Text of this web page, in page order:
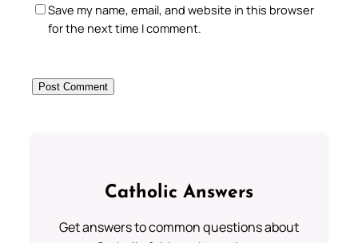
Save my name, email, and website in this browser
for the next time I comment.
Catholic Answers
Get answers to common questions about